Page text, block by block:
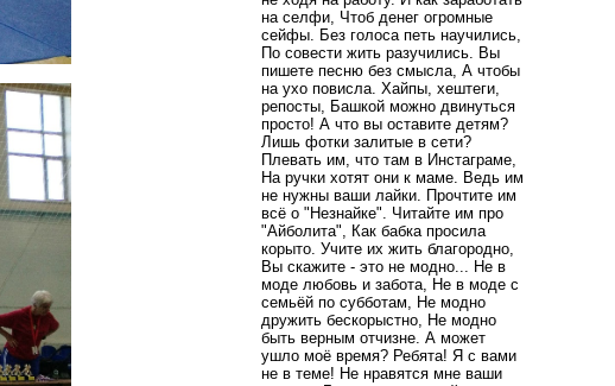
на селфи, Чтоб денег огромные
сейфы. Без голоса петь научились,
По совести жить разучились. Вы
пишете песню без смысла, А чтобы
на ухо повисла. Хайпы, хештеги,
репосты, Башкой можно двинуться
просто! А что вы оставите детям?
Лишь фотки залитые в сети?
Плевать им, что там в Инстаграме,
На ручки хотят они к маме. Ведь им
не нужны ваши лайки. Прочтите им
всё о "Незнайке". Читайте им про
"Айболита", Как бабка просила
корыто. Учите их жить благородно,
Вы скажите - это не модно... Не в
моде любовь и забота, Не в моде с
семьёй по субботам, Не модно
дружить бескорыстно, Не модно
быть верным отчизне. А может
ушло моё время? Ребята! Я с вами
не в теме! Не нравятся мне ваши